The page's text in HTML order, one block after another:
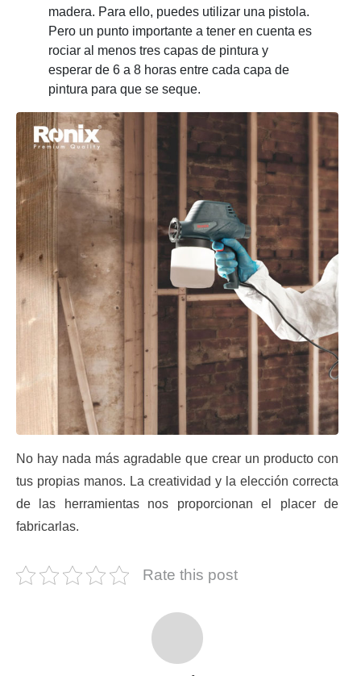
madera. Para ello, puedes utilizar una pistola.
Pero un punto importante a tener en cuenta es
rociar al menos tres capas de pintura y
esperar de 6 a 8 horas entre cada capa de
pintura para que se seque.
No hay nada más agradable que crear un producto con
tus propias manos. La creatividad y la elección correcta
de las herramientas nos proporcionan el placer de
fabricarlas.
Rate this post